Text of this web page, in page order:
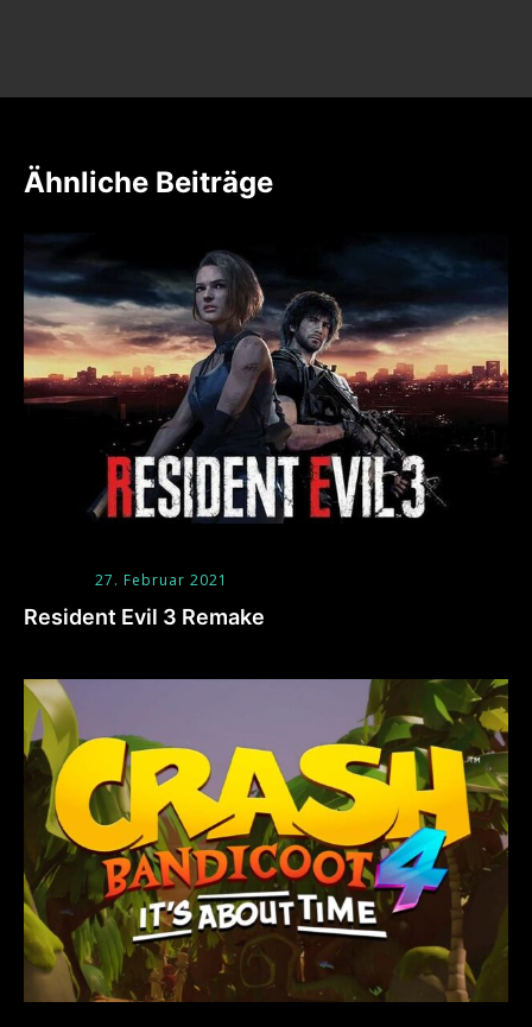
Ähnliche Beiträge
27. Februar 2021
Resident Evil 3 Remake